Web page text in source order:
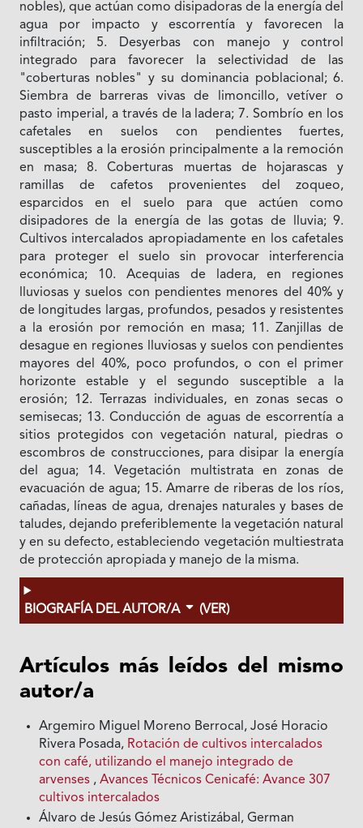
nobles), que actúan como disipadoras de la energía del
agua por impacto y escorrentía y favorecen la
infiltración; 5. Desyerbas con manejo y control
integrado para favorecer la selectividad de las
"coberturas nobles" y su dominancia poblacional; 6.
Siembra de barreras vivas de limoncillo, vetíver o
pasto imperial, a través de la ladera; 7. Sombrío en los
cafetales en suelos con pendientes fuertes,
susceptibles a la erosión principalmente a la remoción
en masa; 8. Coberturas muertas de hojarascas y
ramillas de cafetos provenientes del zoqueo,
esparcidos en el suelo para que actúen como
disipadores de la energía de las gotas de lluvia; 9.
Cultivos intercalados apropiadamente en los cafetales
para proteger el suelo sin provocar interferencia
económica; 10. Acequias de ladera, en regiones
lluviosas y suelos con pendientes menores del 40% y
de longitudes largas, profundos, pesados y resistentes
a la erosión por remoción en masa; 11. Zanjillas de
desague en regiones lluviosas y suelos con pendientes
mayores del 40%, poco profundos, o con el primer
horizonte estable y el segundo susceptible a la
erosión; 12. Terrazas individuales, en zonas secas o
semisecas; 13. Conducción de aguas de escorrentía a
sitios protegidos con vegetación natural, piedras o
escombros de construcciones, para disipar la energía
del agua; 14. Vegetación multistrata en zonas de
evacuación de agua; 15. Amarre de riberas de los ríos,
cañadas, líneas de agua, drenajes naturales y bases de
taludes, dejando preferiblemente la vegetación natural
y en su defecto, estableciendo vegetación multiestrata
de protección apropiada y manejo de la misma.
BIOGRAFÍA DEL AUTOR/A (VER)
Artículos más leídos del mismo
autor/a
Argemiro Miguel Moreno Berrocal, José Horacio
Rivera Posada, Rotación de cultivos intercalados
con café, utilizando el manejo integrado de
arvenses ,Avances Técnicos Cenicafé: Avance 307
cultivos intercalados
Álvaro de Jesús Gómez Aristizábal, German